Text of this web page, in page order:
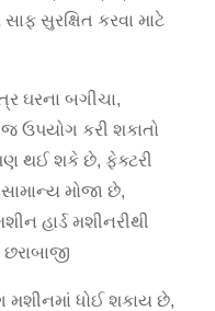
સુરક્ષિત કરવા માટે
ઘરના બગીચા,
ઉપયોગ કરી શકાતો
થઈ શકે છે, ફેક્ટરી
સામાન્ય મોજા છે,
હાર્ડ મશીનરીથી
મશીનમાં ધોઈ શકાય છે,